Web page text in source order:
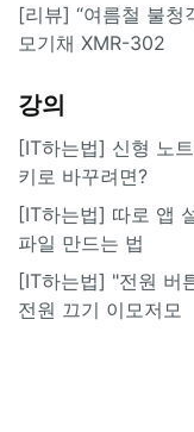
[리뷰] “여름철 불청
모기채 XMR-302
강의
[IT하는법] 신형 노
키로 바꾸려면?
[IT하는법] 따로 앱
파일 만드는 법
[IT하는법] "전원 버
전원 끄기 이모저모